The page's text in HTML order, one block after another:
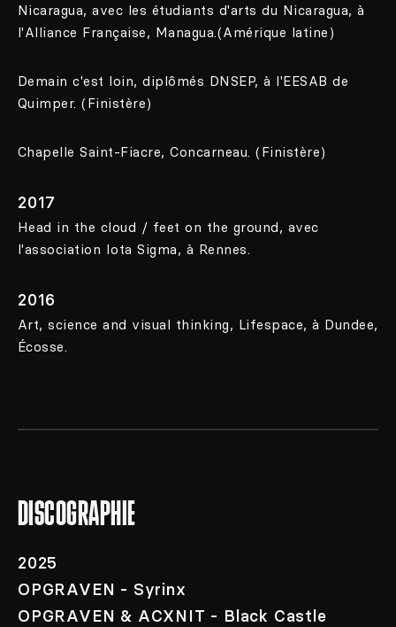
Nicaragua, avec les étudiants d'arts du Nicaragua, à
l'Alliance Française, Managua.(Amérique latine)
Demain c'est loin, diplômés DNSEP, à l'EESAB de
Quimper. (Finistère)
Chapelle Saint-Fiacre, Concarneau. (Finistère)
2017
Head in the cloud / feet on the ground, avec
l'association Iota Sigma, à Rennes.
2016
Art, science and visual thinking, Lifespace, à Dundee,
Écosse.
DISCOGRAPHIE
2025
OPGRAVEN - Syrinx
OPGRAVEN & ACXNIT - Black Castle